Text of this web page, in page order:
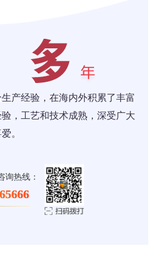
产经验，在海内外积累了丰富
，工艺和技术成熟，深受广大
。
询热线：